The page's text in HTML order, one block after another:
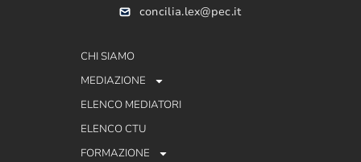
concilia.lex@pec.it
CHI SIAMO
MEDIAZIONE
ELENCO MEDIATORI
ELENCO CTU
FORMAZIONE